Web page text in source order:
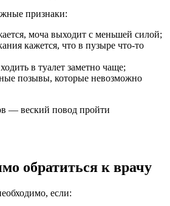
признаки:
моча выходит с меньшей силой;
кажется, что в пузыре что-то
в туалет заметно чаще;
позывы, которые невозможно
— веский повод пройти
обратиться к врачу
если: